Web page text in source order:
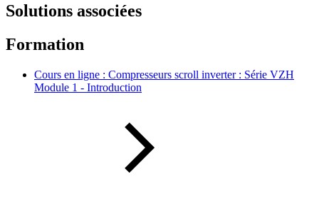
Solutions associées
Formation
Cours en ligne : Compresseurs scroll inverter : Série VZH
Module 1 - Introduction